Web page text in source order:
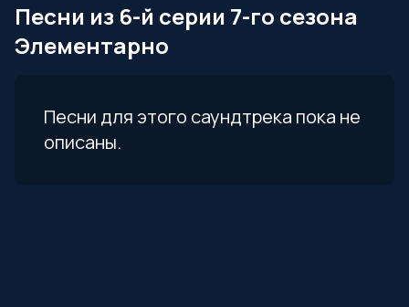
Песни из 6-й серии 7-го сезона
Элементарно
Песни для этого саундтрека пока не
описаны.